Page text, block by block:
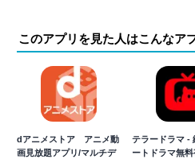
このアプリを見た人はこんなア
dアニメストア アニメ動
画見放題アプリ/マルチデ
テラードラマ -
ートドラマ無